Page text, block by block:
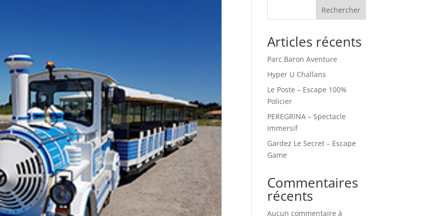
Rechercher
Articles récents
Parc Baron Aventure
Hyper U Challans
Le Poste – Escape 100%
Policier
PEREGRINA – Spectacle
immersif
Gardez Le Secret – Escape
Game
Commentaires
récents
Aucun commentaire à